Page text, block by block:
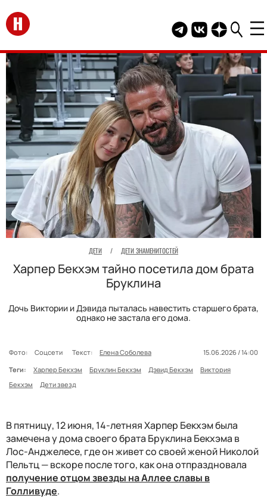
Перейти на главную
Telegram канал
Группа HELLO
Канал
ДЕТИ / ДЕТИ ЗНАМЕНИТОСТЕЙ
Харпер Бекхэм тайно посетила дом брата
Бруклина
Дочь Виктории и Дэвида пыталась навестить старшего брата,
однако не застала его дома.
Фото: Соцсети Текст: Елена Соболева
15.06.2026 / 14:00
Теги:
Харпер Бекхэм Бруклин Бекхэм Дэвид Бекхэм
Виктория
Бекхэм
Дети звезд
В пятницу, 12 июня, 14-летняя Харпер Бекхэм была
замечена у дома своего брата Бруклина Бекхэма в
Лос-Анджелесе, где он живет со своей женой Николой
Пельтц — вскоре после того, как она отпраздновала
получение отцом звезды на Аллее славы в
Голливуде.